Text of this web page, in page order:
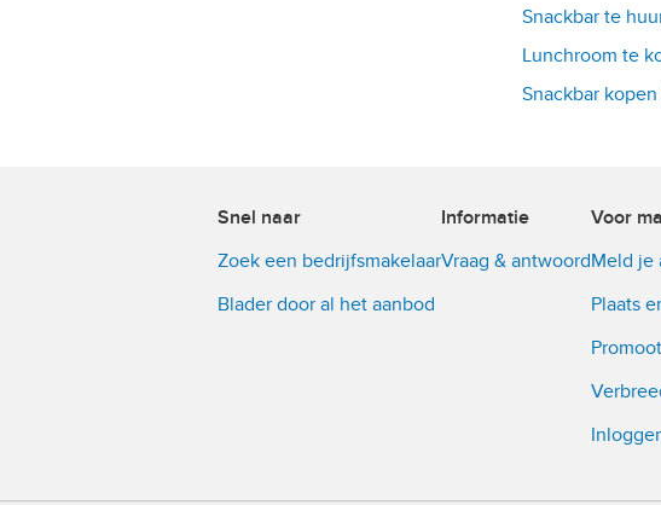
Snackbar te
Lunchroom te
Snackbar
Snel naar
Zoek een bedrijfsmakelaar
Blader door al het aanbod
Informatie
Vraag & antwoord
Voor
Meld je
Plaats